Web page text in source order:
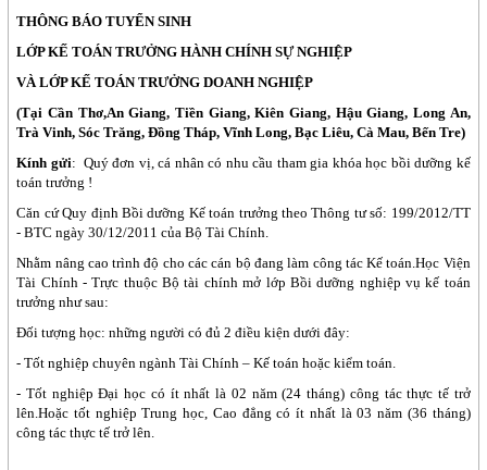
THÔNG BÁO TUYỂN SINH
LỚP KẾ TOÁN TRƯỞNG HÀNH CHÍNH SỰ NGHIỆP
VÀ LỚP KẾ TOÁN TRƯỞNG DOANH NGHIỆP
(Tại Cần Thơ,An Giang, Tiền Giang, Kiên Giang, Hậu Giang, Long An,
Trà Vinh, Sóc Trăng, Đồng Tháp, Vĩnh Long, Bạc Liêu, Cà Mau, Bến Tre)
Kính gửi: Quý đơn vị, cá nhân có nhu cầu tham gia khóa học bồi dưỡng kế
toán trưởng !
Căn cứ Quy định Bồi dưỡng Kế toán trưởng theo Thông tư số: 199/2012/TT
- BTC ngày 30/12/2011 của Bộ Tài Chính.
Nhằm nâng cao trình độ cho các cán bộ đang làm công tác Kế toán.Học Viện
Tài Chính - Trực thuộc Bộ tài chính mở lớp Bồi dưỡng nghiệp vụ kế toán
trưởng như sau:
Đối tượng học: những người có đủ 2 điều kiện dưới đây:
- Tốt nghiệp chuyên ngành Tài Chính – Kế toán hoặc kiểm toán.
- Tốt nghiệp Đại học có ít nhất là 02 năm (24 tháng) công tác thực tế trở
lên.Hoặc tốt nghiệp Trung học, Cao đẳng có ít nhất là 03 năm (36 tháng)
công tác thực tế trở lên.